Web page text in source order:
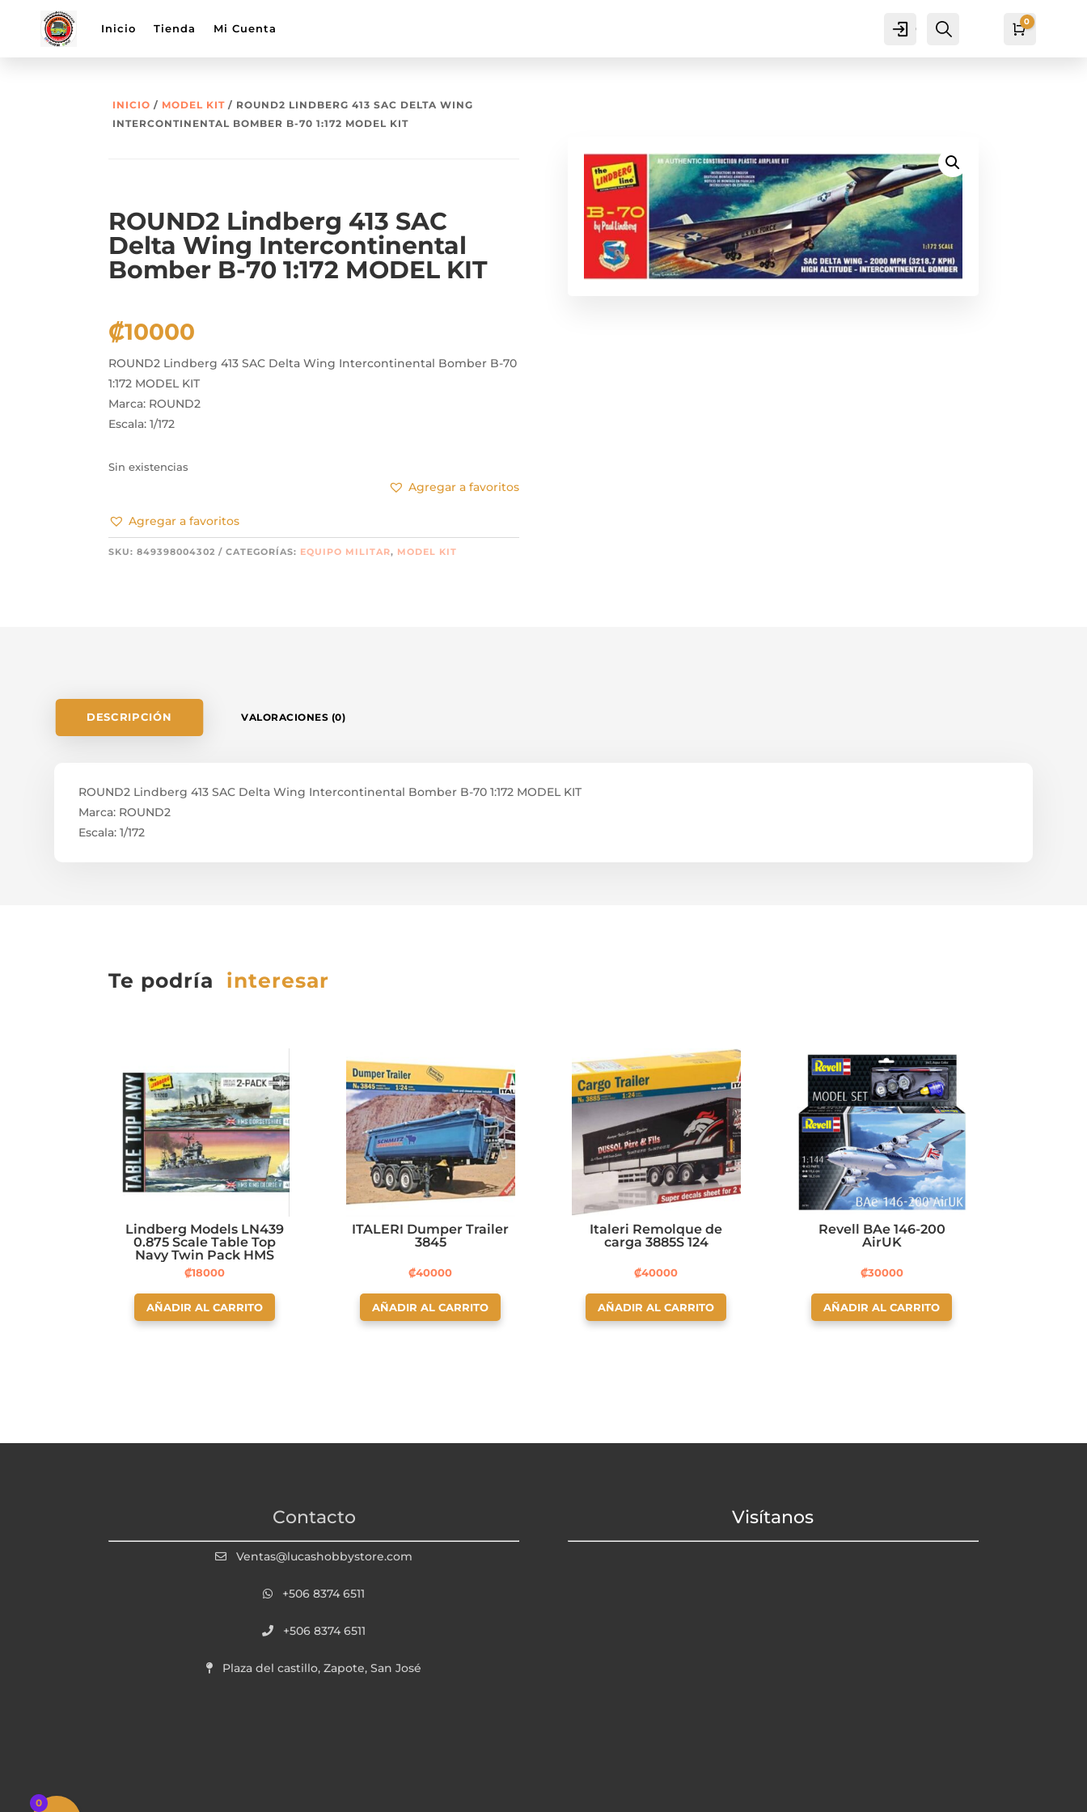
Inicio Tienda Mi Cuenta Cuenta Carro
0
INICIO / MODEL KIT / ROUND2 LINDBERG 413 SAC DELTA WING
INTERCONTINENTAL BOMBER B-70 1:172 MODEL KIT
ROUND2 Lindberg 413 SAC
Delta Wing Intercontinental
Bomber B-70 1:172 MODEL KIT
₡10000
ROUND2 Lindberg 413 SAC Delta Wing Intercontinental Bomber B-70
1:172 MODEL KIT
Marca: ROUND2
Escala: 1/172
Sin existencias
Agregar a favoritos
Agregar a favoritos
SKU:849398004302 CATEGORÍAS: EQUIPO MILITAR, MODEL KIT
DESCRIPCIÓN VALORACIONES (0)
ROUND2 Lindberg 413 SAC Delta Wing Intercontinental Bomber B-70 1:172 MODEL KIT
Marca: ROUND2
Escala: 1/172
Te podría interesar
Lindberg Models LN439
0.875 Scale Table Top
Navy Twin Pack HMS
King George V and HMS
Dorsetshire Plastic
Model
₡18000
AÑADIR AL CARRITO
ITALERI Dumper Trailer
3845
₡40000
AÑADIR AL CARRITO
Italeri Remolque de
carga 3885S 124
₡40000
AÑADIR AL CARRITO
Revell BAe 146-200
AirUK
₡30000
AÑADIR AL CARRITO
Contacto
Ventas@lucashobbystore.com
+506 8374 6511
+506 8374 6511
Plaza del castillo, Zapote, San José
Visítanos
0